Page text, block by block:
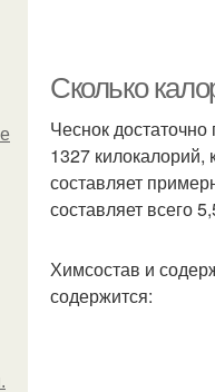
перце
Сколько
Чеснок
1327 килокалорий,
составляет
составляет всего
Химсостав и
содержится: